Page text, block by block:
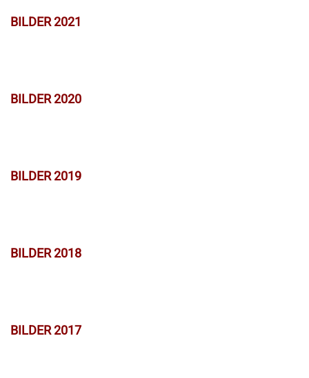
BILDER 2021
BILDER 2020
BILDER 2019
BILDER 2018
BILDER 2017